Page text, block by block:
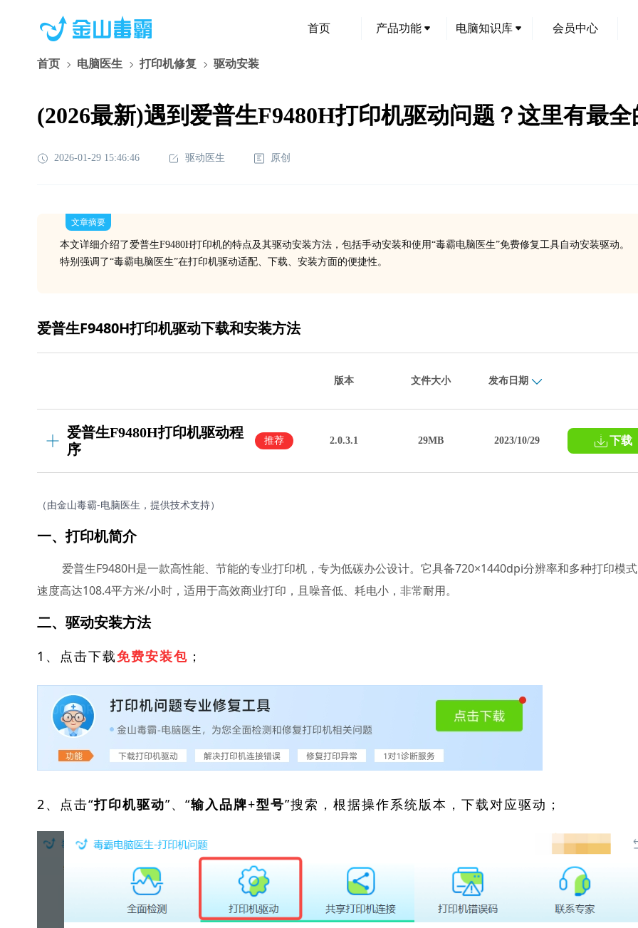
首页 产品功能 电脑知识库 会员中心
首页 电脑医生 打印机修复 驱动安装
(2026最新)遇到爱普生F9480H打印机驱动问题？这里有最
2026-01-29 15:46:46 驱动医生 原创
文章摘要
本文详细介绍了爱普生F9480H打印机的特点及其驱动安装方法，包括手动安装和使用“毒霸电脑医生”免费修复工具自动安装驱动。
特别强调了“毒霸电脑医生”在打印机驱动适配、下载、安装方面的便捷性。
爱普生F9480H打印机驱动下载和安装方法
版本 文件大小 发布日期
爱普生F9480H打印机驱动程
序
推荐 2.0.3.1 29MB 2023/10/29 下载
（由金山毒霸-电脑医生，提供技术支持）
一、打印机简介
爱普生F9480H是一款高性能、节能的专业打印机，专为低碳办公设计。它具备720×1440dpi分辨率和多种打印模式
速度高达108.4平方米/小时，适用于高效商业打印，且噪音低、耗电小，非常耐用。
二、驱动安装方法
1、点击下载免费安装包 ；
2、点击“打印机驱动”、“输入品牌+型号”搜索，根据操作系统版本，下载对应驱动；